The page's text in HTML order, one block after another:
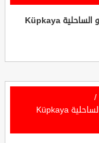
معلومات عن اخدود كوبكايا في ولاية اوردو الساحلية Küpkaya
/
معلومات عن اخدود كوبكايا في ولاية اوردو الساحلية Küpkaya